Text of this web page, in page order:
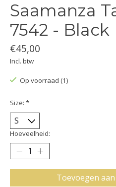
Saamanza
7542 - Black
€45,00
Incl. btw
Op voorraad (1)
Size: *
Hoeveelheid:
Toevoegen